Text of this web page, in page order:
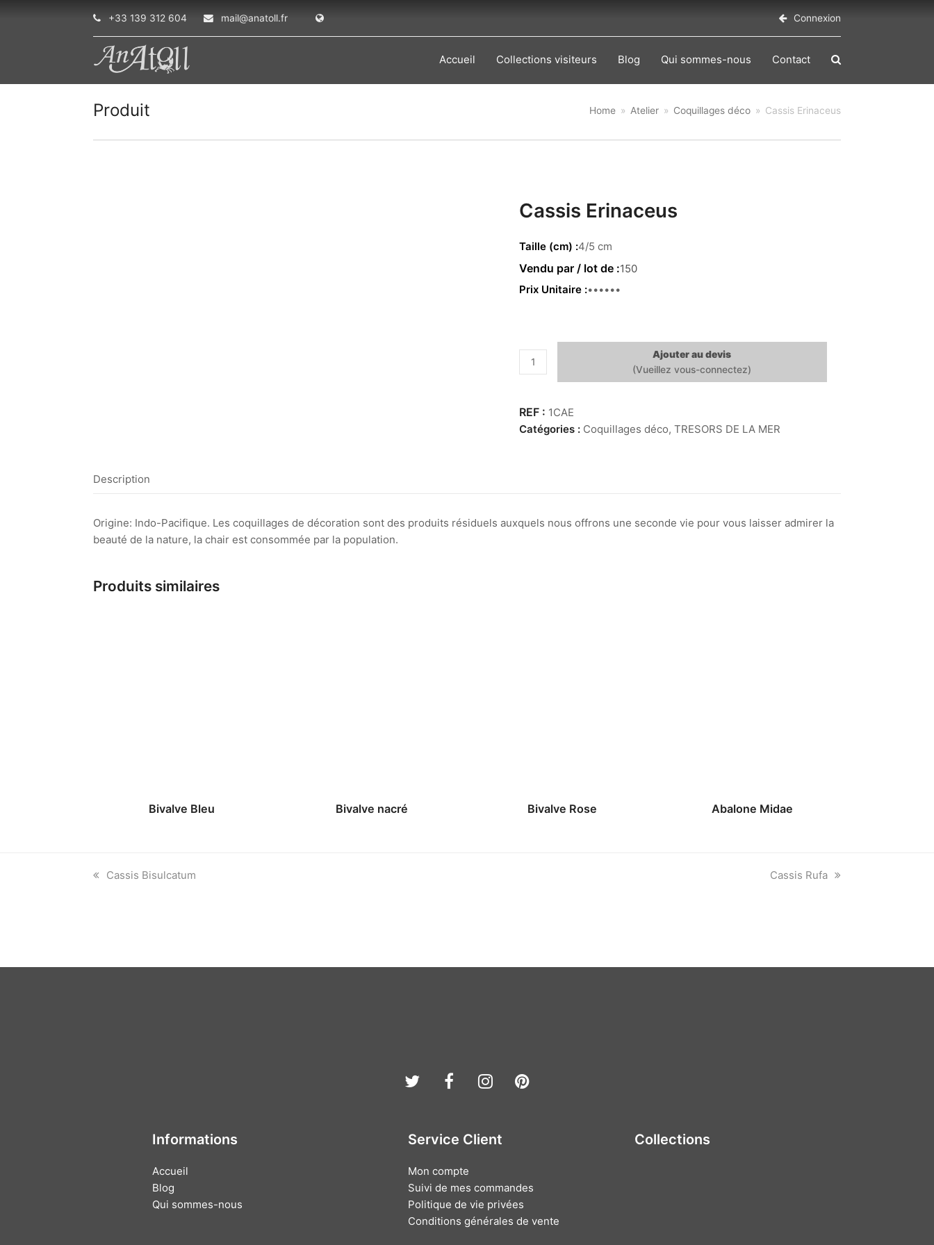
+33 139 312 604 mail@anatoll.fr Connexion
Accueil Collections visiteurs Blog Qui sommes-nous Contact
Produit Home » Atelier » Coquillages déco » Cassis Erinaceus
Cassis Erinaceus
Taille (cm) 4/5 cm
150
Prix Unitaire 0.22 €
quantité
de
Erinaceus
Ajouter au devis
1CAE
Catégories : Coquillages déco,TRESORS DE LA MER
Description
Origine: Indo-Pacifique. Les coquillages de décoration sont des produits résiduels auxquels nous offrons une seconde vie pour vous laisser admirer la
beauté de la nature, la chair est consommée par la population.
Produits similaires
Bivalve Bleu Bivalve nacré Bivalve Rose Abalone Midae
previous
Cassis Bisulcatum
next
Cassis Rufa
TwitterFacebook
Instagram
Pinterest
Informations
Accueil
Blog
Qui sommes-nous
Service Client
Mon compte
Suivi de mes commandes
Politique de vie privées
Conditions générales de vente
Collections